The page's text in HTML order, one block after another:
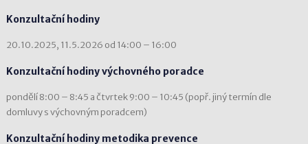
Konzultační hodiny
20.10.2025, 11.5.2026 od 14:00 – 16:00
Konzultační hodiny výchovného poradce
pondělí 8:00 – 8:45 a čtvrtek 9:00 – 10:45 (popř. jiný termín dle
domluvy s výchovným poradcem)
Konzultační hodiny metodika prevence